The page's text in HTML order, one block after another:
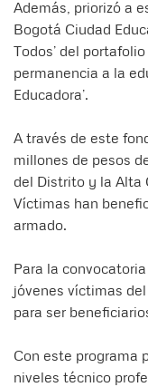
Además, priorizó a
Bogotá Ciudad
Todos’ del
permanencia a la
Educadora’.
A través de este
millones de pesos
del Distrito y la Alta
Víctimas han
armado.
Para la convocatoria
jóvenes víctimas
para ser
Con este programa
niveles técnico